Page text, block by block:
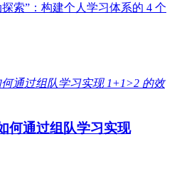
索”：构建个人学习体系的 4 个
何通过组队学习实现